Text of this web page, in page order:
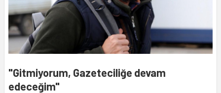
"Gitmiyorum, Gazeteciliğe devam
edeceğim"